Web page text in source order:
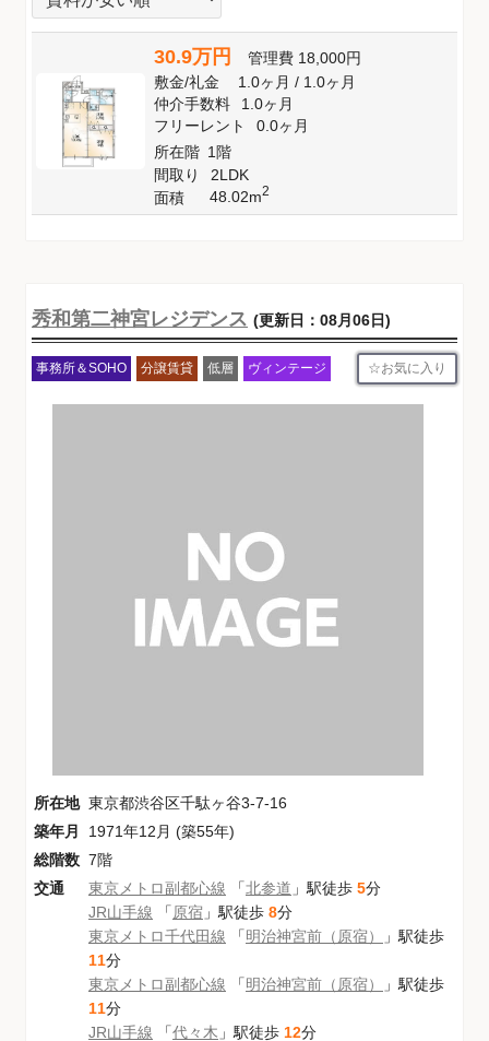
30.9万円 管理費 18,000円
敷金/礼金 1.0ヶ月/ 1.0ヶ月
仲介手数料
1.0ヶ月
フリーレント
0.0ヶ月
所在階 1階
間取り
2LDK
面積
48.02m2
秀和第二神宮レジデンス (更新日：08月06日)
事務所＆SOHO 分譲賃貸 低層 ヴィンテージ お気に入り
所在地 東京都渋谷区千駄ヶ谷3-7-16
築年月
1971年12月 (築55年)
総階数 7階
交通
東京メトロ副都心線 「北参道 」駅徒歩 5分
JR山手線 「原宿 」駅徒歩 8分
東京メトロ千代田線 「明治神宮前（原宿）
」駅徒歩
11分
東京メトロ副都心線 「明治神宮前（原宿）
」駅徒歩
11分
JR山手線 「代々木 」駅徒歩 12分